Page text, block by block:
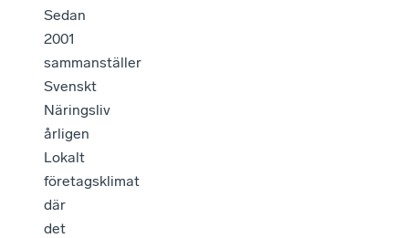
Sedan
2001
sammanställer
Svenskt
Näringsliv
årligen
Lokalt
företagsklimat
där
det